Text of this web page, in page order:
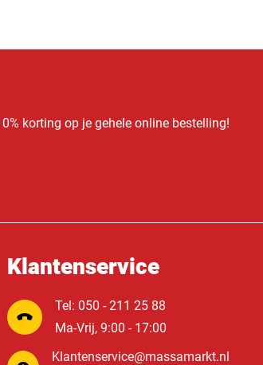
korting op je gehele online bestelling!
Klantenservice
Tel: 050 - 211 25 88
Ma-Vrij, 9:00 - 17:00
Klantenservice@massamarkt.nl